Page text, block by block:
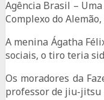
Agência Brasil –
Complexo do
A menina Ágatha
sociais, o tiro teria
Os moradores da
professor de jiu-jitsu